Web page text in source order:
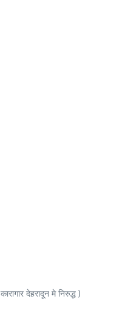
देहरादून मे निरुद्ध )